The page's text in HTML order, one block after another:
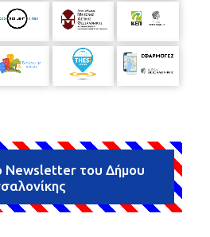
Newsletter του Δήμου